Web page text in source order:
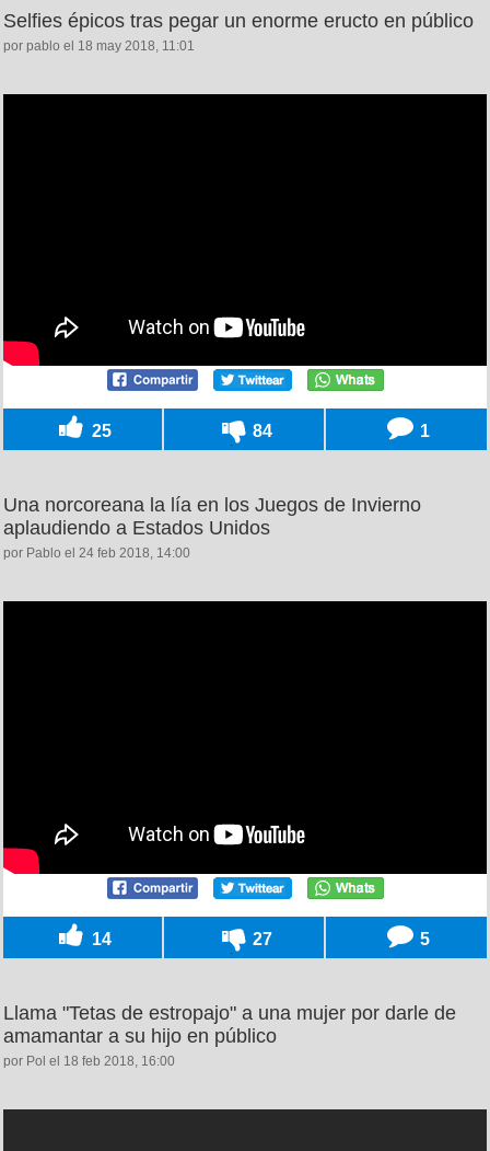
Selfies épicos tras pegar un enorme eructo en público
por pablo el 18 may 2018, 11:01
25 84 1
Una norcoreana la lía en los Juegos de Invierno
aplaudiendo a Estados Unidos
por Pablo el 24 feb 2018, 14:00
14 27 5
Llama "Tetas de estropajo" a una mujer por darle de
amamantar a su hijo en público
por Pol el 18 feb 2018, 16:00